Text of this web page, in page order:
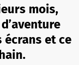
mois,
écrans et ce